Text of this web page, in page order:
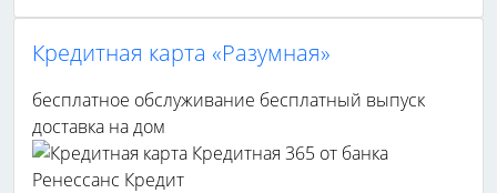
Кредитная карта «Разумная»
бесплатное обслуживание бесплатный выпуск
доставка на дом